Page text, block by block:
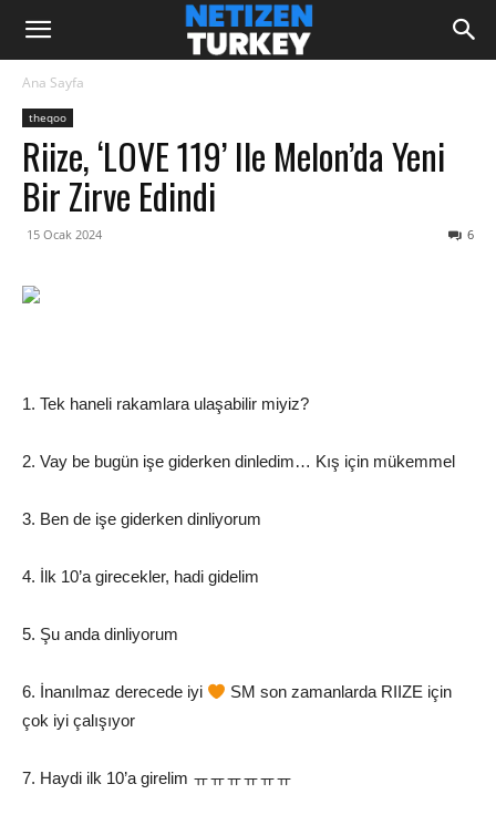
Ana Sayfa
theqoo
Riize, ‘LOVE 119’ Ile Melon’da Yeni
Bir Zirve Edindi
15 Ocak 2024 6
1. Tek haneli rakamlara ulaşabilir miyiz?
2. Vay be bugün işe giderken dinledim… Kış için mükemmel
3. Ben de işe giderken dinliyorum
4. İlk 10’a girecekler, hadi gidelim
5. Şu anda dinliyorum
6. İnanılmaz derecede iyi
SM son zamanlarda RIIZE için
çok iyi çalışıyor
7. Haydi ilk 10’a girelim ㅠㅠㅠㅠㅠㅠ